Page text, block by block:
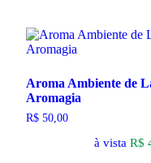
Aroma Ambiente de
Aromagia
R$ 50,00
à vista R$